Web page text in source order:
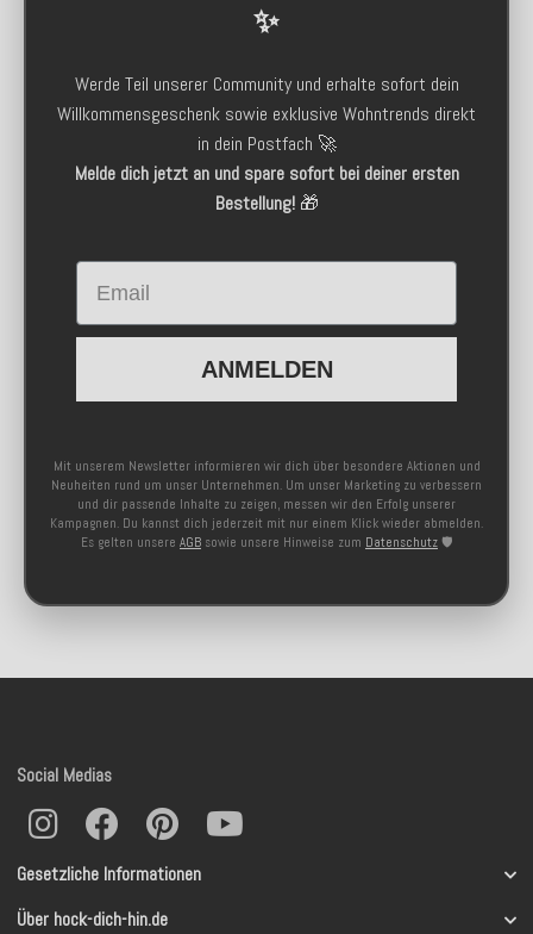
✨
Werde Teil unserer Community und erhalte sofort dein
Willkommensgeschenk sowie exklusive Wohntrends direkt
in dein Postfach 🚀
Melde dich jetzt an und spare sofort bei deiner ersten
Bestellung!🎁
Email
ANMELDEN
Mit unserem Newsletter informieren wir dich über besondere Aktionen und
Neuheiten rund um unser Unternehmen. Um unser Marketing zu verbessern
und dir passende Inhalte zu zeigen, messen wir den Erfolg unserer
Kampagnen. Du kannst dich jederzeit mit nur einem Klick wieder abmelden.
Es gelten unsere AGB sowie unsere Hinweise zum Datenschutz 🛡️
Gesetzliche Informationen
Über hock-dich-hin.de
Social Medias